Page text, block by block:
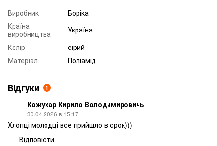
Виробник
Боріка
Країна
виробництва
Україна
Колір
сірий
Матеріал
Поліамід
Відгуки 1
Кожухар Кирило Володимировичь
30.04.2026 в 15:17
Хлопці молодці все прийшло в срок)))
Відповісти